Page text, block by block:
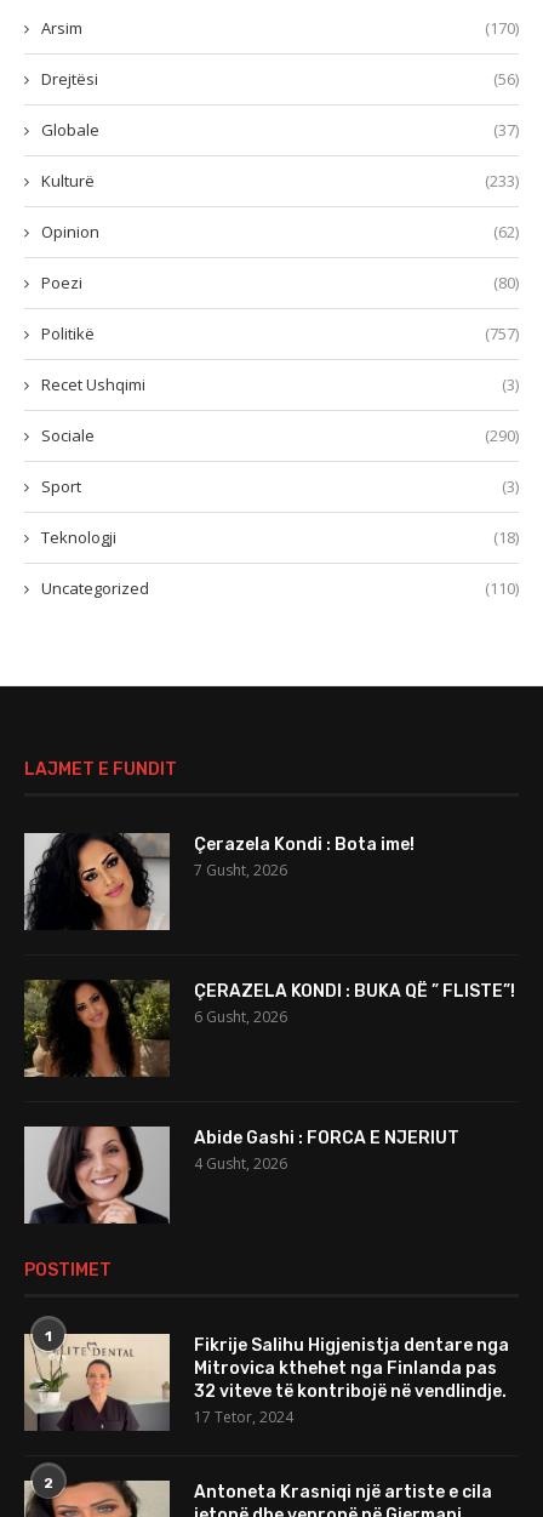
Arsim (170)
Drejtësi (56)
Globale (37)
Kulturë (233)
Opinion (62)
Poezi (80)
Politikë (757)
Recet Ushqimi (3)
Sociale (290)
Sport (3)
Teknologji (18)
Uncategorized (110)
LAJMET E FUNDIT
Çerazela Kondi : Bota ime!
7 Gusht, 2026
ÇERAZELA KONDI : BUKA QË ” FLISTE”!
6 Gusht, 2026
Abide Gashi : FORCA E NJERIUT
4 Gusht, 2026
POSTIMET
1
Fikrije Salihu Higjenistja dentare nga
Mitrovica kthehet nga Finlanda pas
32 viteve të kontribojë në vendlindje.
17 Tetor, 2024
2
Antoneta Krasniqi një artiste e cila